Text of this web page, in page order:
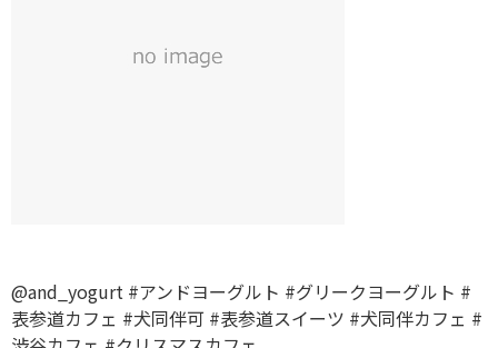
@and_yogurt #アンドヨーグルト #グリークヨーグルト #
表参道カフェ #犬同伴可 #表参道スイーツ #犬同伴カフェ #